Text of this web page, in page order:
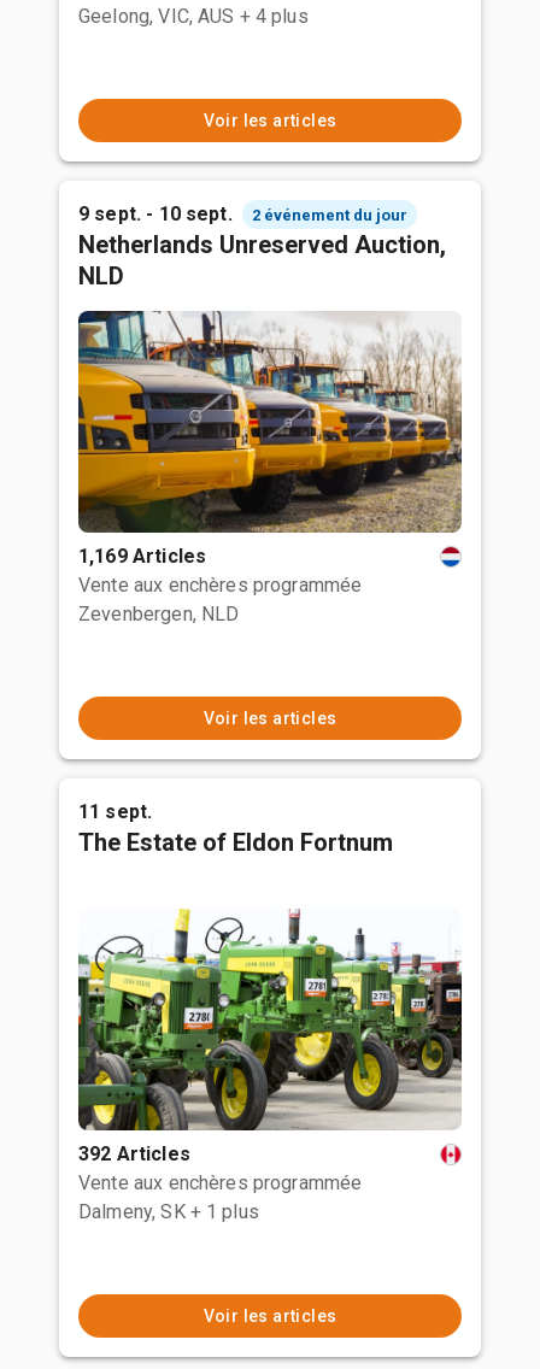
Geelong, VIC, AUS + 4 plus
Voir les articles
9 sept. - 10 sept. 2 événement du jour
Netherlands Unreserved Auction,
NLD
1,169 Articles
Vente aux enchères programmée
Zevenbergen, NLD
Voir les articles
11 sept.
The Estate of Eldon Fortnum
392 Articles
Vente aux enchères programmée
Dalmeny, SK + 1 plus
Voir les articles